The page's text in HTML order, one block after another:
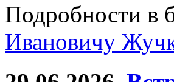
Подробности в
Ивановичу